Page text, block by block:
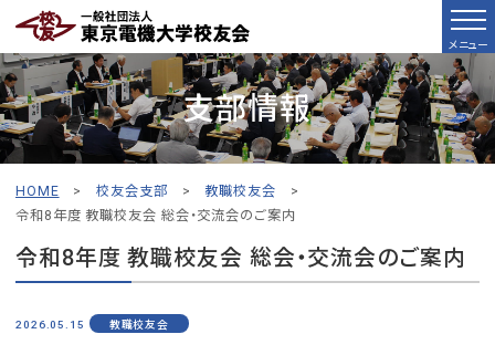
メニュー
支部情報
HOME >校友会支部 > 教職校友会 >
令和8年度 教職校友会 総会・交流会のご案内
令和8年度 教職校友会 総会・交流会のご案内
2026.05.15 教職校友会